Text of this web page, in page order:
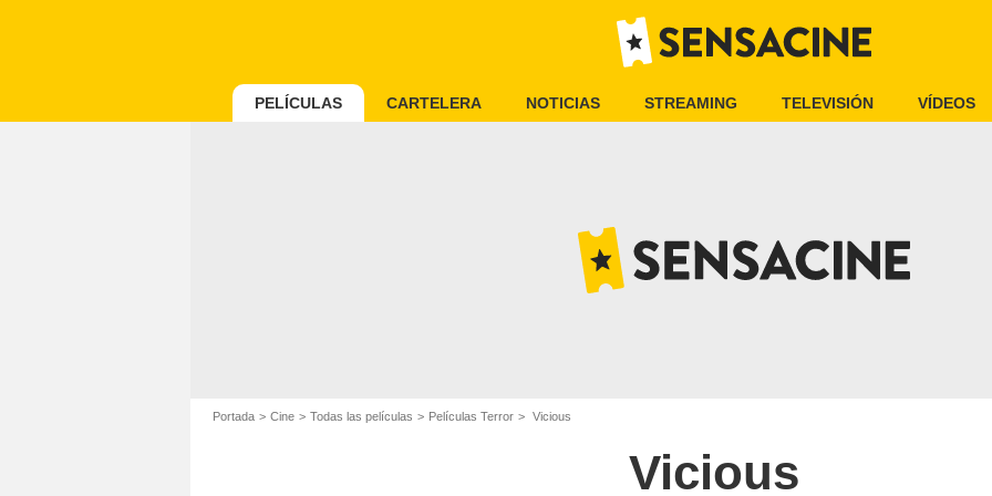
PELÍCULAS CARTELERA NOTICIAS STREAMING TELEVISIÓN VÍDEOS
Portada Cine Todas las películas Películas Terror Vicious
Vicious